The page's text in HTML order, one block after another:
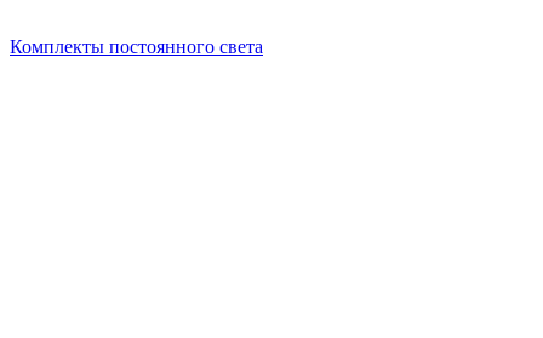
Комплекты постоянного света